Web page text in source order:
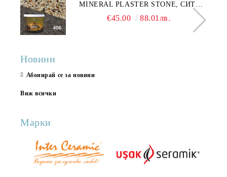
MINERAL PLASTER STONE, СИТЕН
КАМЪК 406 25КГ
€45.00 88.01лв.
Новини
Абонирай се за новини
Виж всички
Марки